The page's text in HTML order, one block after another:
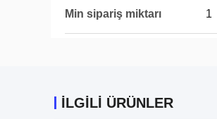
Min sipariş miktarı 1
İLGİLİ ÜRÜNLER